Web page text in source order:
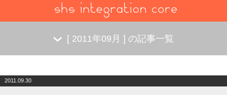
[ 2011年09月 ] の記事一覧
2011.09.30